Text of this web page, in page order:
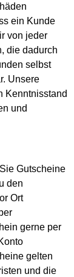
ein Kunde
von jeder
die dadurch
selbst
Unsere
Kenntnisstand
und
Gutscheine
den
Ort
gerne per
gelten
und die